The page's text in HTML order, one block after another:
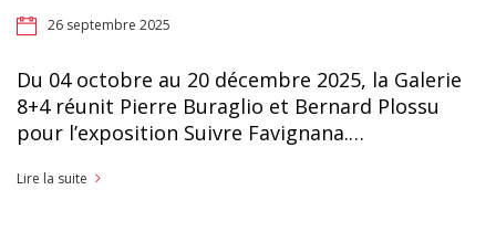
26 septembre 2025
Du 04 octobre au 20 décembre 2025, la Galerie
8+4 réunit Pierre Buraglio et Bernard Plossu
pour l’exposition Suivre Favignana.…
Lire la suite